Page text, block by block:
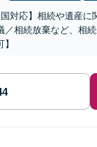
国対応】相続や遺産
相続放棄など、相